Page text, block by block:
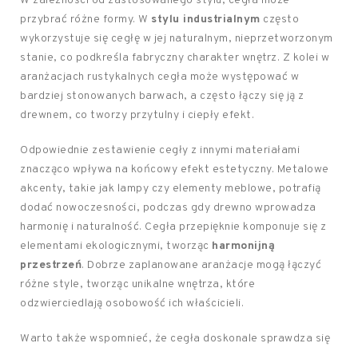
przybrać różne formy. W stylu industrialnym często
wykorzystuje się cegłę w jej naturalnym, nieprzetworzonym
stanie, co podkreśla fabryczny charakter wnętrz. Z kolei w
aranżacjach rustykalnych cegła może występować w
bardziej stonowanych barwach, a często łączy się ją z
drewnem, co tworzy przytulny i ciepły efekt.
Odpowiednie zestawienie cegły z innymi materiałami
znacząco wpływa na końcowy efekt estetyczny. Metalowe
akcenty, takie jak lampy czy elementy meblowe, potrafią
dodać nowoczesności, podczas gdy drewno wprowadza
harmonię i naturalność. Cegła przepięknie komponuje się z
elementami ekologicznymi, tworząc harmonijną
przestrzeń. Dobrze zaplanowane aranżacje mogą łączyć
różne style, tworząc unikalne wnętrza, które
odzwierciedlają osobowość ich właścicieli.
Warto także wspomnieć, że cegła doskonale sprawdza się